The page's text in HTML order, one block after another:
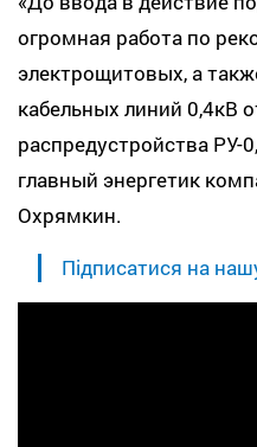
огромная работа по
электрощитовых, а
кабельных линий 0,4кВ
распредустройства РУ-
главный энергетик
Охрямкин.
Підписатися на